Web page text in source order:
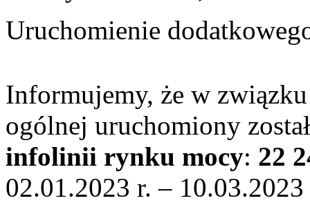
Uruchomienie
Informujemy, że w
ogólnej uruchomiony
infolinii rynku mocy: 22
02.01.2023 r. –